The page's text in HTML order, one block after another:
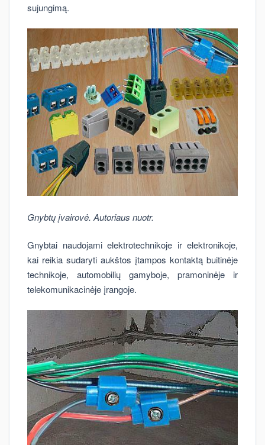
sujungimą.
Gnybtų įvairovė. Autoriaus nuotr.
Gnybtai naudojami elektrotechnikoje ir elektronikoje,
kai reikia sudaryti aukštos įtampos kontaktą buitinėje
technikoje, automobilių gamyboje, pramoninėje ir
telekomunikacinėje įrangoje.